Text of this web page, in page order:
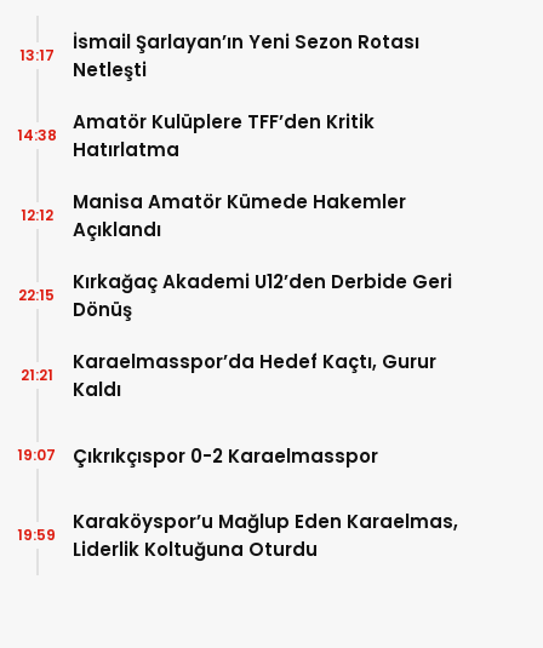
İsmail Şarlayan’ın Yeni Sezon Rotası
Netleşti
13:17
Amatör Kulüplere TFF’den Kritik
Hatırlatma
14:38
Manisa Amatör Kümede Hakemler
Açıklandı
12:12
Kırkağaç Akademi U12’den Derbide Geri
Dönüş
22:15
Karaelmasspor’da Hedef Kaçtı, Gurur
Kaldı
21:21
Çıkrıkçıspor 0-2 Karaelmasspor
19:07
Karaköyspor’u Mağlup Eden Karaelmas,
Liderlik Koltuğuna Oturdu
19:59